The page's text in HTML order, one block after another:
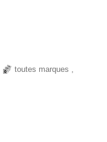
toutes marques ,